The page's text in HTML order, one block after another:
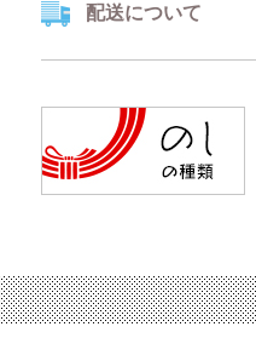
配送について